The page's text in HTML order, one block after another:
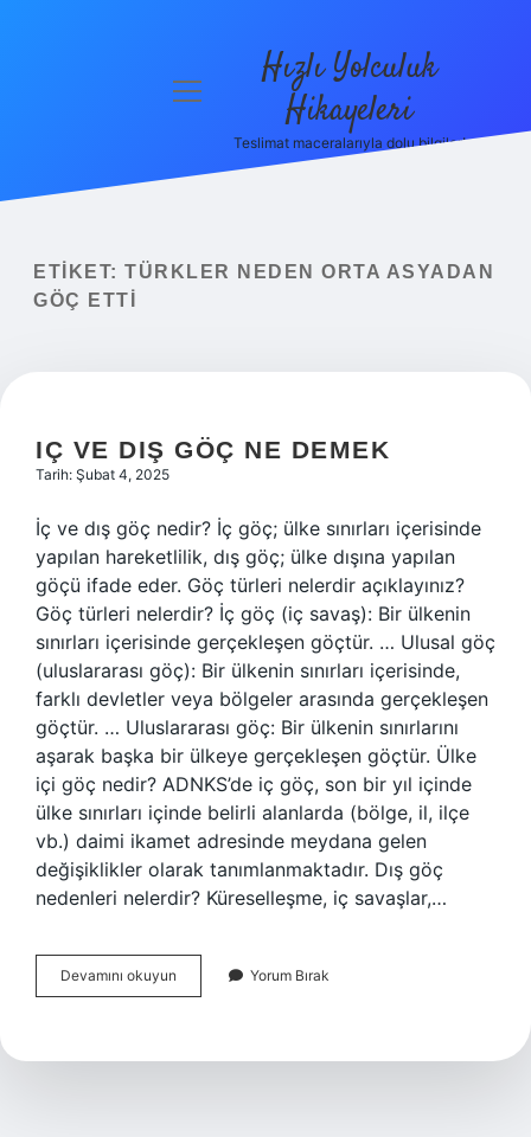
Yasal Uyarı
menüyü
Hızlı Yolculuk
Hikayeleri
Teslimat maceralarıyla dolu bilgiler!
ETIKET: TÜRKLER NEDEN ORTA ASYADAN
GÖÇ ETTI
IÇ VE DIŞ GÖÇ NE DEMEK
Tarih: Şubat 4, 2025
İç ve dış göç nedir? İç göç; ülke sınırları içerisinde
yapılan hareketlilik, dış göç; ülke dışına yapılan
göçü ifade eder. Göç türleri nelerdir açıklayınız?
Göç türleri nelerdir? İç göç (iç savaş): Bir ülkenin
sınırları içerisinde gerçekleşen göçtür. … Ulusal göç
(uluslararası göç): Bir ülkenin sınırları içerisinde,
farklı devletler veya bölgeler arasında gerçekleşen
göçtür. … Uluslararası göç: Bir ülkenin sınırlarını
aşarak başka bir ülkeye gerçekleşen göçtür. Ülke
içi göç nedir? ADNKS’de iç göç, son bir yıl içinde
ülke sınırları içinde belirli alanlarda (bölge, il, ilçe
vb.) daimi ikamet adresinde meydana gelen
değişiklikler olarak tanımlanmaktadır. Dış göç
nedenleri nelerdir? Küreselleşme, iç savaşlar,…
Devamını okuyun
Ve
Ne
Yorum Bırak